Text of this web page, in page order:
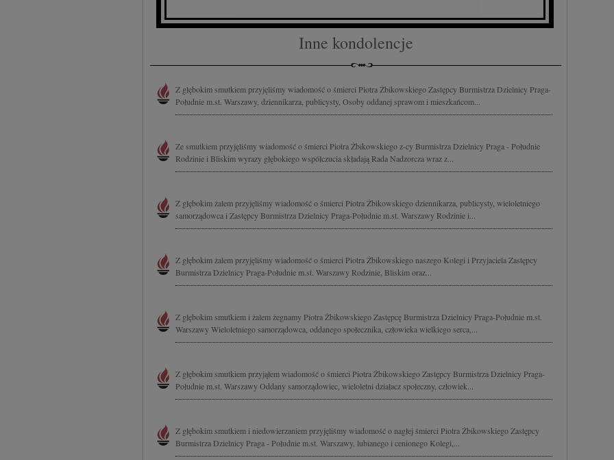
Inne kondolencje
Z głębokim smutkiem przyjęliśmy wiadomość o śmierci Piotra Żbikowskiego Zastępcy Burmistrza Dzielnicy Praga-
Południe m.st. Warszawy, dziennikarza, publicysty, Osoby oddanej sprawom i mieszkańcom...
Ze smutkiem przyjęliśmy wiadomość o śmierci Piotra Żbikowskiego z-cy Burmistrza Dzielnicy Praga - Południe
Rodzinie i Bliskim wyrazy głębokiego współczucia składają Rada Nadzorcza wraz z...
Z głębokim żalem przyjęliśmy wiadomość o śmierci Piotra Żbikowskiego dziennikarza, publicysty, wieloletniego
samorządowca i Zastępcy Burmistrza Dzielnicy Praga-Południe m.st. Warszawy Rodzinie i...
Z głębokim żalem przyjęliśmy wiadomość o śmierci Piotra Żbikowskiego naszego Kolegi i Przyjaciela Zastępcy
Burmistrza Dzielnicy Praga-Południe m.st. Warszawy Rodzinie, Bliskim oraz...
Z głębokim smutkiem i żalem żegnamy Piotra Żbikowskiego Zastępcę Burmistrza Dzielnicy Praga-Południe m.st.
Warszawy Wieloletniego samorządowca, oddanego społecznika, człowieka wielkiego serca,...
Z głębokim smutkiem przyjąłem wiadomość o śmierci Piotra Żbikowskiego Zastępcy Burmistrza Dzielnicy Praga-
Południe m.st. Warszawy Oddany samorządowiec, wieloletni działacz społeczny, człowiek...
Z głębokim smutkiem i niedowierzaniem przyjęliśmy wiadomość o nagłej śmierci Piotra Żbikowskiego Zastępcy
Burmistrza Dzielnicy Praga - Południe m.st. Warszawy, lubianego i cenionego Kolegi,...